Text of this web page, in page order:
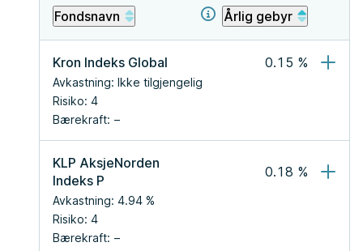
Fondsnavn Årlig gebyr
Kron Indeks Global
Avkastning: Ikke tilgjengelig
Risiko: 4
Bærekraft:
0.15 %
KLP AksjeNorden
Indeks P
Avkastning: 4.94 %
Risiko: 4
Bærekraft:
0.18 %